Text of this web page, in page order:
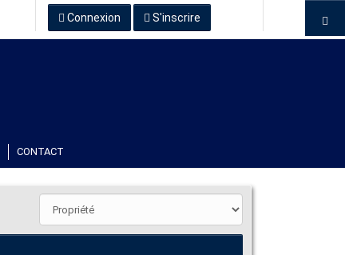
Connexion S'inscrire
CONTACT